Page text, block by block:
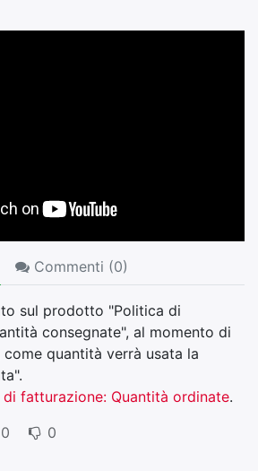
Commenti (0)
sul prodotto "Politica di
consegnate", al momento di
quantità verrà usata la
di fatturazione: Quantità ordinate.
0 0